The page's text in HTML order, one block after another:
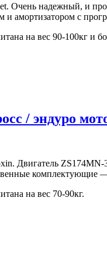
Очень надежный, и
амортизатором с
на вес 90-100кг и
/ эндуро
Двигатель
на вес 70-90кг.